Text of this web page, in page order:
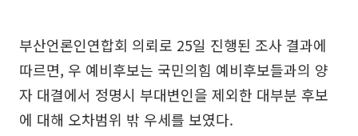
부산언론인연합회 의뢰로 25일 진행된 조사 결과에
따르면, 우 예비후보는 국민의힘 예비후보들과의 양
자 대결에서 정명시 부대변인을 제외한 대부분 후보
에 대해 오차범위 밖 우세를 보였다.